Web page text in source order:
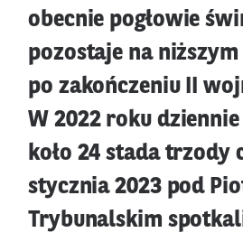
obecnie pogłowie
pozostaje na
po zakończeniu II
W 2022 roku
koło 24 stada trzody
stycznia 2023 pod
Trybunalskim